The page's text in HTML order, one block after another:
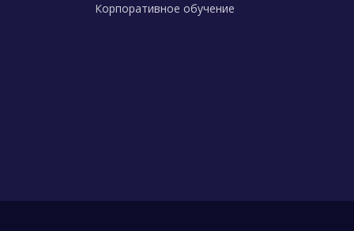
Корпоративное обучение